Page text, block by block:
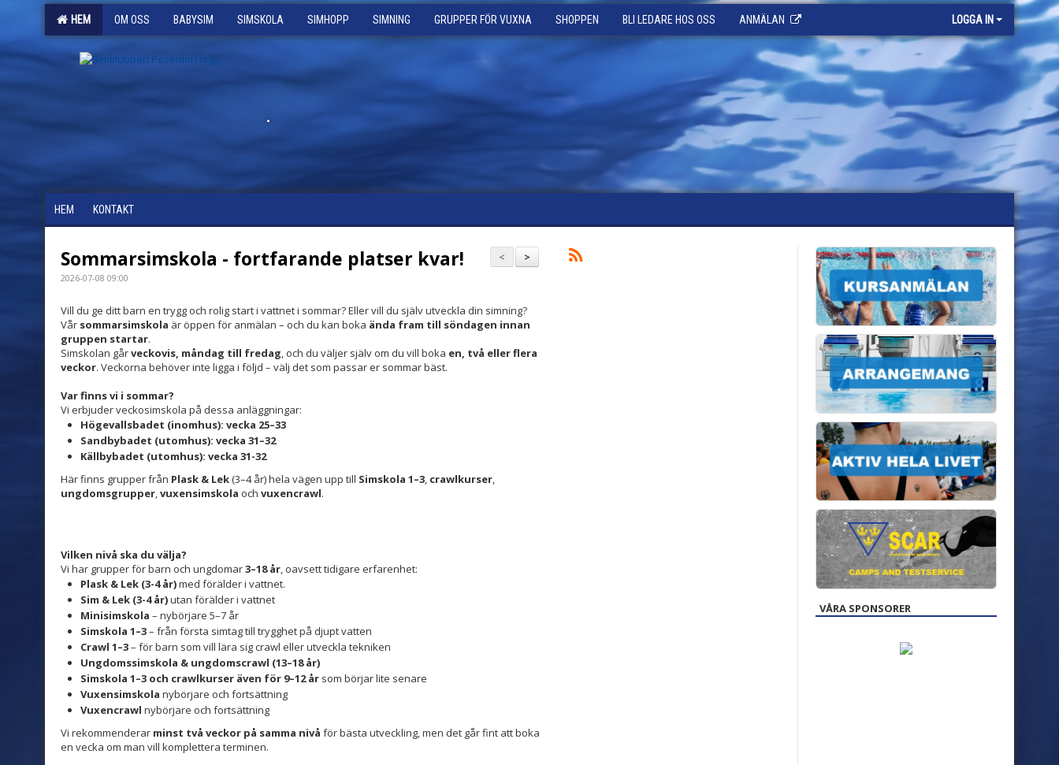
HEM OM OSS BABYSIM SIMSKOLA SIMHOPP SIMNING GRUPPER FÖR VUXNA SHOPPEN BLI LEDARE HOS OSS ANMÄLAN LOGGA IN
.
HEM KONTAKT
>
<
Sommarsimskola - fortfarande platser kvar!
2026-07-08 09:00
Vill du ge ditt barn en trygg och rolig start i vattnet i sommar? Eller vill du själv utveckla din simning?
Vår sommarsimskola är öppen för anmälan – och du kan boka ända fram till söndagen innan
gruppen startar.
Simskolan gårveckovis, måndag till fredag, och du väljer själv om du vill boka en, två eller flera
veckor. Veckorna behöver inte ligga i följd – välj det som passar er sommar bäst.
Var finns vi i sommar?
Vi erbjuder veckosimskola på dessa anläggningar:
Högevallsbadet (inomhus): vecka 25–33
Sandbybadet (utomhus): vecka 31–32
Källbybadet (utomhus): vecka 31-32
Här finns grupper från Plask & Lek(3–4 år) hela vägen upp till Simskola 1–3, crawlkurser,
ungdomsgrupper,vuxensimskola och vuxencrawl.
Vilken nivå ska du välja?
Vi har grupper för barn och ungdomar3–18 år, oavsett tidigare erfarenhet:
Plask & Lek (3-4 år)med förälder i vattnet.
Sim & Lek (3-4 år)utan förälder i vattnet
Minisimskola – nybörjare 5–7 år
Simskola 1–3– från första simtag till trygghet på djupt vatten
Crawl 1–3– för barn som vill lära sig crawl eller utveckla tekniken
Ungdomssimskola & ungdomscrawl (13–18 år)
Simskola 1–3 och crawlkurser även för 9–12 år som börjar lite senare
Vuxensimskola nybörjare och fortsättning
Vuxencrawl nybörjare och fortsättning
Vi rekommenderar minst två veckor på samma nivå för bästa utveckling, men det går fint att boka
en vecka om man vill komplettera terminen.
VÅRA SPONSORER